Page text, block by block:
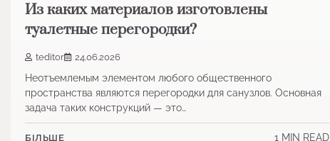
Из каких материалов изготовлены
туалетные перегородки?
teditor 24.06.2026
Неотъемлемым элементом любого общественного
пространства являются перегородки для санузлов. Основная
задача таких конструкций — это…
БІЛЬШЕ 1 MIN READ